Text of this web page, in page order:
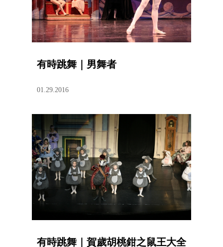
有時跳舞｜男舞者
01.29.2016
有時跳舞｜賀歲胡桃鉗之鼠王大全